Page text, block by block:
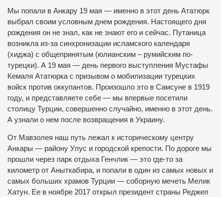
Мы попали в Анкару 19 мая — именно в этот день Ататюрк
выбрал своим условным днем рождения. Настоящего дня
рождения он не знал, как не знают его и сейчас. Путаница
возникла из-за синхронизации исламского календаря
(хиджа) с общепринятым (юлианским – румийским по-
турецки). А 19 мая — день первого выступления Мустафы
Кемаля Ататюрка с призывом о мобилизации турецких
войск против оккупантов. Произошло это в Самсуне в 1919
году, и представляете себе — мы впервые посетили
столицу Турции, совершенно случайно, именно в этот день.
А узнали о нем после возвращения в Украину.
От Мавзолея наш путь лежал к историческому центру
Анкары — району Улус и городской крепости. По дороге мы
прошли через парк отдыха Генчлик — это где-то за
километр от Аныткабира, и попали в один из самых новых и
самых больших храмов Турции — соборную мечеть Мелик
Хатун. Ее в ноябре 2017 открыл президент страны Реджеп